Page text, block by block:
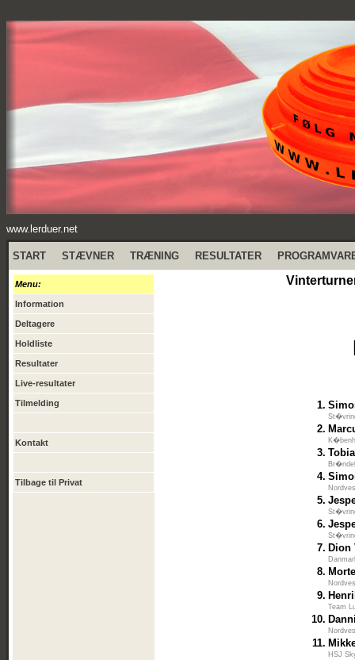
www.lerduer.net
START STÆVNER TRÆNING RESULTATER
Menu:
Information
Deltagere
Holdliste
Resultater
Live-resultater
Tilmelding
Kontakt
Tilbage til Privat
1.
2.
3.
4.
5.
6.
7. Dion
8.
9.
Team
10.
11.
HSJ